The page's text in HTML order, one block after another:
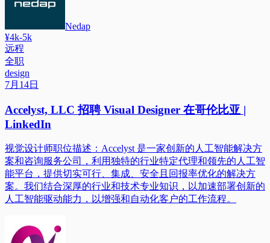
Nedap
¥4k-5k
远程
全职
design
7月14日
Accelyst, LLC 招聘 Visual Designer 在哥伦比亚 |
LinkedIn
视觉设计师职位描述：Accelyst 是一家创新的人工智能解决方
案和咨询服务公司，利用独特的行业特定代理和领先的人工智
能平台，提供切实可行、集成、安全且回报率优化的解决方
案。我们结合深厚的行业和技术专业知识，以加速部署创新的
人工智能驱动能力，以增强和自动化客户的工作流程。